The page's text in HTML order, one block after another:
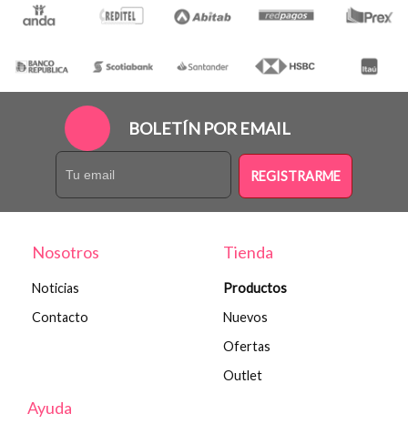
BOLETÍN POR EMAIL
REGISTRARME
Nosotros
Noticias
Contacto
Tienda
Productos
Nuevos
Ofertas
Outlet
Ayuda